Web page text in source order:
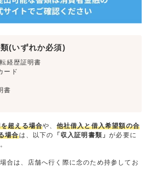
(いずれか必須)
経歴証明書
ード
書
超える場合や、 他社借入と借入希望額の合
場合は、以下の 「収入証明書類」が必要に
合は、店舗へ行く際に念のため持参してお